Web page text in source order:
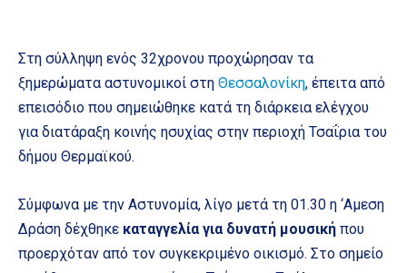
Στη σύλληψη ενός 32χρονου προχώρησαν τα
ξημερώματα αστυνομικοί στη Θεσσαλονίκη, έπειτα από
επεισόδιο που σημειώθηκε κατά τη διάρκεια ελέγχου
για διατάραξη κοινής ησυχίας στην περιοχή Τσαΐρια του
δήμου Θερμαϊκού.
Σύμφωνα με την Αστυνομία, λίγο μετά τη 01.30 η ‘Αμεση
Δράση δέχθηκε καταγγελία για δυνατή μουσική που
προερχόταν από τον συγκεκριμένο οικισμό. Στο σημείο